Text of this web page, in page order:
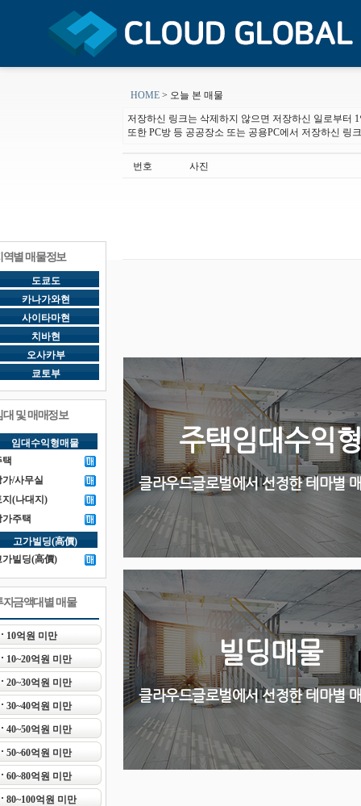
역별 매물정보
도쿄도
카나가와현
사이타마현
치바현
오사카부
쿄토부
대 및 매매정보
임대수익형매물
가/사무실
지(나대지)
가주택
고가빌딩(高價)
가빌딩(高價)
자금액대별 매물
10억원 미만
10~20억원 미만
20~30억원 미만
30~40억원 미만
40~50억원 미만
50~60억원 미만
60~80억원 미만
80~100억원 미만
HOME > 오늘 본 매물
저장하신 링크는 삭제하지 않으면 저장하신 일로부터
또한 PC방 등 공공장소 또는 공용PC에서 저장하신
번호 사진
주택임대수익
클라우드글로벌에서 선정한 테마별
빌딩매물
클라우드글로벌에서 선정한 테마별